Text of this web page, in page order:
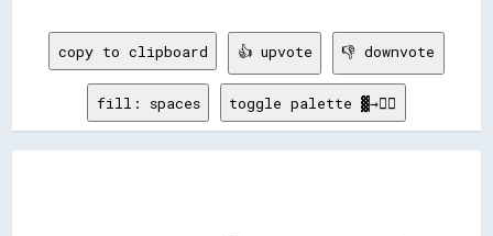
copy to clipboard 👍 upvote 👎 downvote
fill: spaces toggle palette ▓→✊🏽